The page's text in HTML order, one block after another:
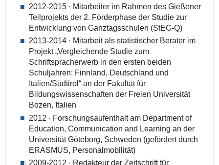
2012-2015 · Mitarbeiter im Rahmen des Gießener
Teilprojekts der 2. Förderphase der Studie zur
Entwicklung von Ganztagsschulen (StEG-Q)
2013-2014 · Mitarbeit als statistischer Berater im
Projekt „Vergleichende Studie zum
Schriftspracherwerb in den ersten beiden
Schuljahren: Finnland, Deutschland und
Italien/Südtirol“ an der Fakultät für
Bildungswissenschaften der Freien Universität
Bozen, Italien
2012 · Forschungsaufenthalt am Department of
Education, Communication and Learning an der
Universität Göteborg, Schweden (gefördert durch
ERASMUS, Personalmobilität)
2009-2012 · Redakteur der Zeitschrift für